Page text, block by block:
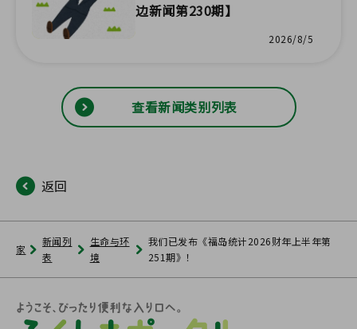
边新闻第230期】
2026/8/5
查看新闻类别列表
返回
家
新闻列
表
生命与环
境
我们已发布《福岛统计2026财年上半年第
251期》！